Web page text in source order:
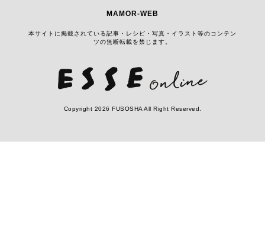
MAMOR-WEB
本サイトに掲載されている記事・レシピ・写真・イラスト等のコンテン
ツの無断転載を禁じます。
Copyright 2026 FUSOSHA All Right Reserved.